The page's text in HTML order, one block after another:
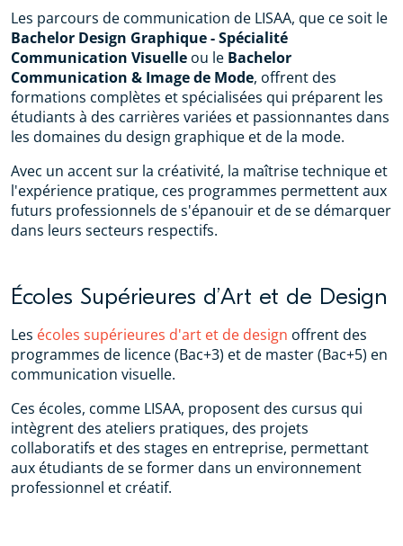
Les parcours de communication de LISAA, que ce soit le
Bachelor Design Graphique - Spécialité
Communication Visuelle ou le Bachelor
Communication & Image de Mode, offrent des
formations complètes et spécialisées qui préparent les
étudiants à des carrières variées et passionnantes dans
les domaines du design graphique et de la mode.
Avec un accent sur la créativité, la maîtrise technique et
l'expérience pratique, ces programmes permettent aux
futurs professionnels de s'épanouir et de se démarquer
dans leurs secteurs respectifs.
Écoles Supérieures d’Art et de Design
Les écoles supérieures d'art et de design offrent des
programmes de licence (Bac+3) et de master (Bac+5) en
communication visuelle.
Ces écoles, comme LISAA, proposent des cursus qui
intègrent des ateliers pratiques, des projets
collaboratifs et des stages en entreprise, permettant
aux étudiants de se former dans un environnement
professionnel et créatif.